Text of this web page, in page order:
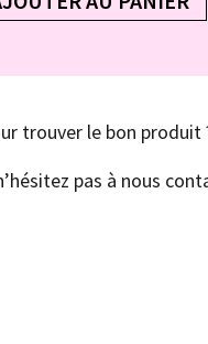
trouver le bon produit
pas à nous